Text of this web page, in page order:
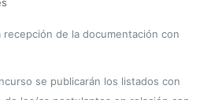
recepción de la documentación con
se publicarán los listados con